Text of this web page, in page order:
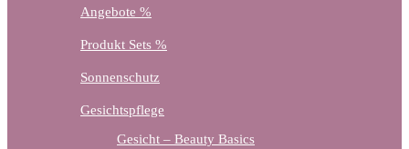
Angebote %
Produkt Sets %
Sonnenschutz
Gesichtspflege
Gesicht – Beauty Basics